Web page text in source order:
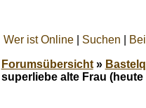
Wer ist Online Suchen
Forumsübersicht»
superliebe alte Frau (heute